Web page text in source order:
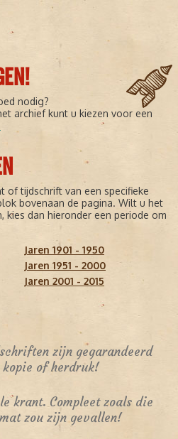
nodig?
archief kunt u kiezen voor een
of tijdschrift van een specifieke
bovenaan de pagina. Wilt u het
kies dan hieronder een periode om
Jaren 1901 - 1950
Jaren 1951 - 2000
Jaren 2001 - 2015
zijn gegarandeerd
kopie of herdruk!
krant. Compleet zoals die
zou zijn gevallen!